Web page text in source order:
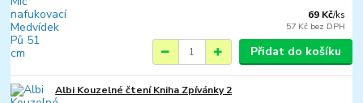
69 Kč/ks
57 Kč bez DPH
Přidat do košíku
Albi Kouzelné čtení Kniha Zpívánky 2